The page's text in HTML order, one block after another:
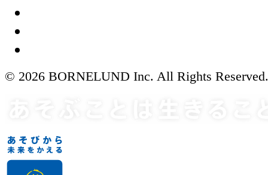
© 2026 BORNELUND Inc. All Rights Reserved.